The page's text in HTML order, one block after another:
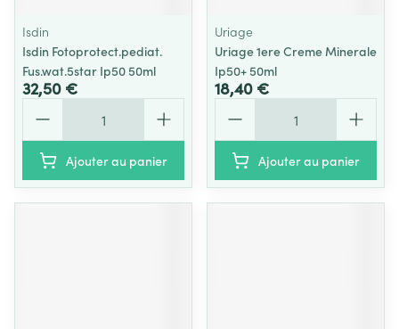
Isdin
Isdin Fotoprotect.pediat.
Fus.wat.5star Ip50 50ml
32,50 €
Ajouter au panier
Uriage
Uriage 1ere Creme Minerale
Ip50+ 50ml
18,40 €
Ajouter au panier